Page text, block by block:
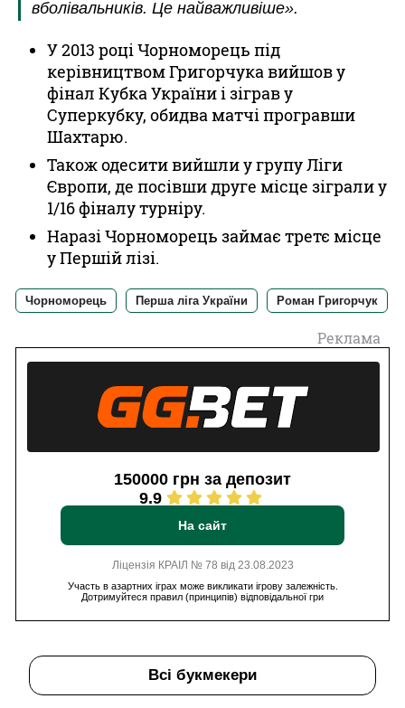
вболівальників. Це найважливіше».
У 2013 році Чорноморець під
керівництвом Григорчука вийшов у
фінал Кубка України і зіграв у
Суперкубку, обидва матчі програвши
Шахтарю.
Також одесити вийшли у групу Ліги
Європи, де посівши друге місце зіграли у
1/16 фіналу турніру.
Наразі Чорноморець займає третє місце
у Першій лізі.
Чорноморець Перша ліга України Роман Григорчук
Реклама
150000 грн за депозит
9.9
На сайт
Ліцензія КРАІЛ № 78 від 23.08.2023
Участь в азартних іграх може викликати ігрову залежність.
Дотримуйтеся правил (принципів) відповідальної гри
Всі букмекери